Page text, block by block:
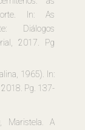
In: As
Diálogos
2017. Pg
1965). In:
Pg. 137-
Maristela. A